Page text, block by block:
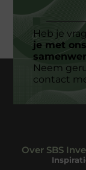
Heb je
je met ons
Neem
contact
Over SBS